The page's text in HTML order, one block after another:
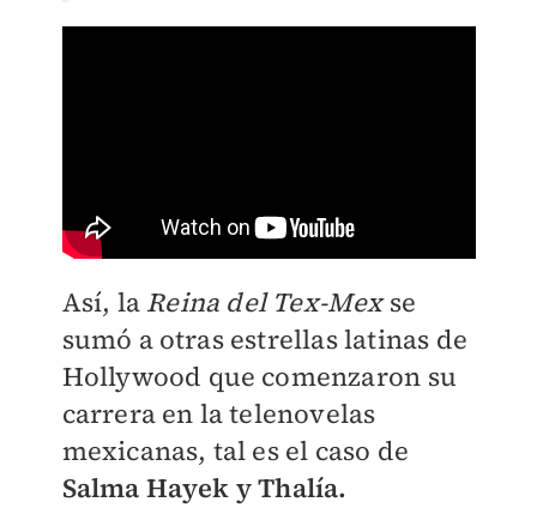
Así, la Reina del Tex-Mexse
sumó a otras estrellas latinas de
Hollywood que comenzaron su
carrera en la telenovelas
mexicanas, tal es el caso de
Salma Hayek y Thalía.